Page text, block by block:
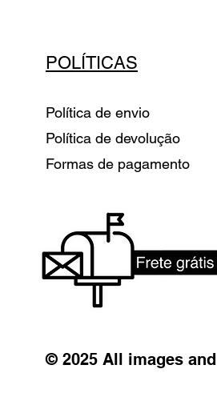
POLÍTICAS
Política de envio
Política de devolução
Formas de pagamento
© 2025 All images